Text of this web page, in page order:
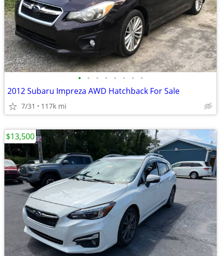
• • • • • • • •
2012 Subaru Impreza AWD Hatchback For Sale
7/31 117k mi
$13,500